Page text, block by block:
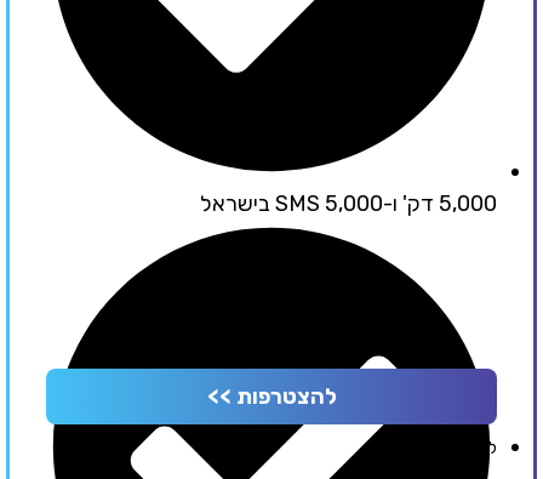
5,000 דק' ו-5,000 SMS בישראל
להצטרפות >>
לפרטי החבילה